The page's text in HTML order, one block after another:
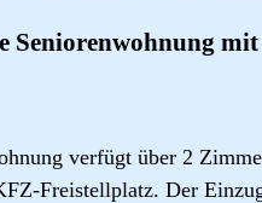
Seniorenwohnung
verfügt über 2
Freistellplatz. Der